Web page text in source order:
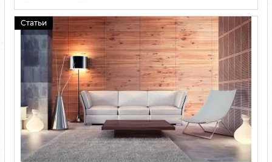
Статьи